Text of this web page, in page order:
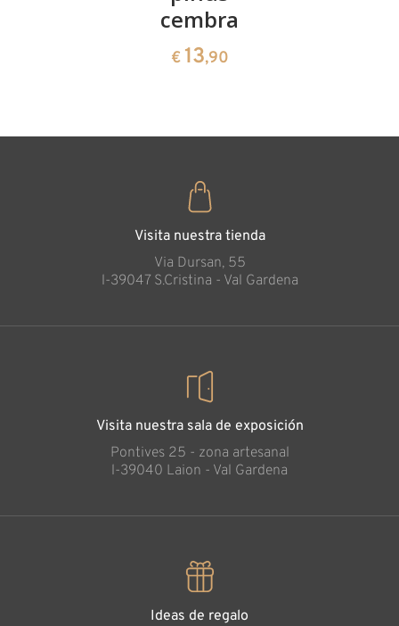
cembra
€ 13,90
Visita nuestra tienda
Via Dursan, 55
l-39047 S.Cristina - Val Gardena
Visita nuestra sala de exposición
Pontives 25 - zona artesanal
l-39040 Laion - Val Gardena
Ideas de regalo